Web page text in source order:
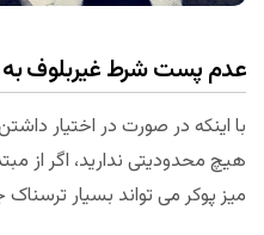
عدم پست شرط غیربلوف به
با اینکه در صورت در اختیار
هیچ محدودیتی ندارید، اگر از
میز پوکر می تواند بسیار ترسناک